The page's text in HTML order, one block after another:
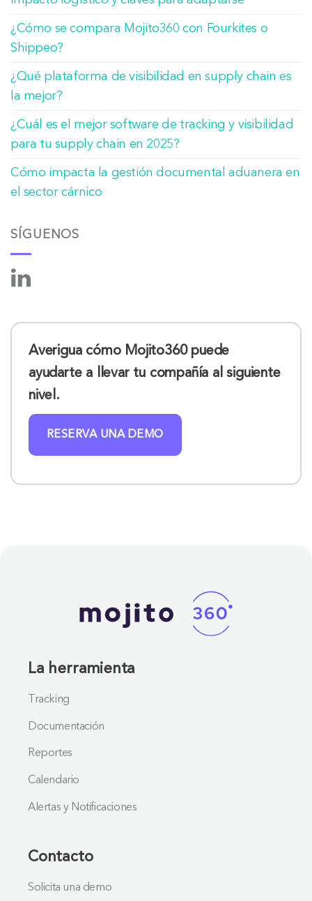
¿Cómo se compara Mojito360 con Fourkites o
Shippeo?
¿Qué plataforma de visibilidad en supply chain es
la mejor?
¿Cuál es el mejor software de tracking y visibilidad
para tu supply chain en 2025?
Cómo impacta la gestión documental aduanera en
el sector cárnico
SÍGUENOS
Averigua cómo Mojito360 puede
ayudarte a llevar tu compañía al siguiente
nivel.
RESERVA UNA DEMO
La herramienta
Tracking
Documentación
Reportes
Calendario
Alertas y Notificaciones
Contacto
Solicita una demo